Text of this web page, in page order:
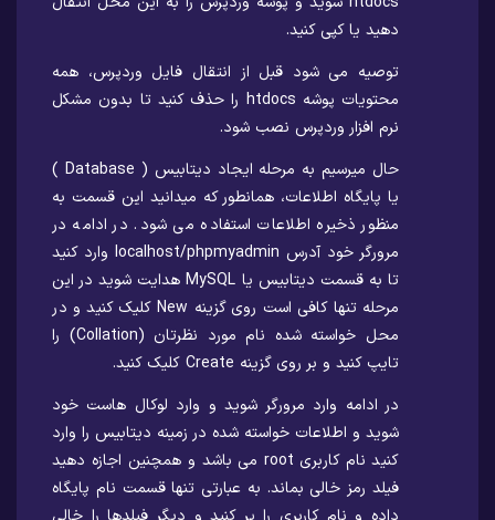
دهید یا کپی کنید.
توصیه می شود قبل از انتقال فایل وردپرس، همه
محتویات پوشه htdocs را حذف کنید تا بدون مشکل
نرم افزار وردپرس نصب شود.
حال میرسیم به مرحله ایجاد دیتابیس ( Database )
یا پایگاه اطلاعات، همانطور که میدانید این قسمت به
منظور ذخیره اطلاعات استفاده می شود. در ادامه در
مرورگر خود آدرس localhost/phpmyadmin وارد کنید
تا به قسمت دیتابیس یا MySQL هدایت شوید در این
مرحله تنها کافی است روی گزینه New کلیک کنید و در
محل خواسته شده نام مورد نظرتان (Collation) را
تایپ کنید و بر روی گزینه Create کلیک کنید.
در ادامه وارد مرورگر شوید و وارد لوکال هاست خود
شوید و اطلاعات خواسته شده در زمینه دیتابیس را وارد
کنید نام کاربری root می باشد و همچنین اجازه دهید
فیلد رمز خالی بماند. به عبارتی تنها قسمت نام پایگاه